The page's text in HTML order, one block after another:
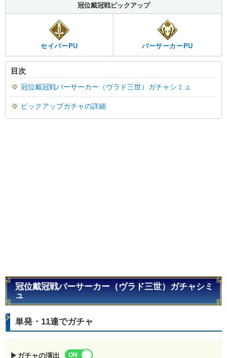
冠位戴冠戦ピックアップ
セイバーPU バーサーカーPU
目次
冠位戴冠戦バーサーカー（ヴラド三世）ガチャシミュ
ピックアップガチャの詳細
冠位戴冠戦バーサーカー（ヴラド三世）ガチャシミ
ュ
単発・11連でガチャ
▶ガチャの演出